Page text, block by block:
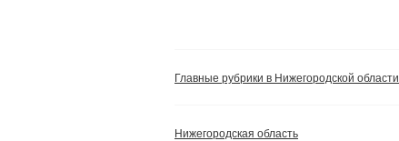
Главные рубрики в Нижегородской области
Нижегородская область